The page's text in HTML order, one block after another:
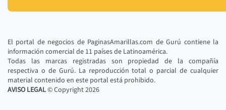
El portal de negocios de PaginasAmarillas.com de Gurú contiene la
información comercial de 11 países de Latinoamérica.
Todas las marcas registradas son propiedad de la compañía
respectiva o de Gurú. La reproducción total o parcial de cualquier
material contenido en este portal está prohibido.
AVISO LEGAL© Copyright2026